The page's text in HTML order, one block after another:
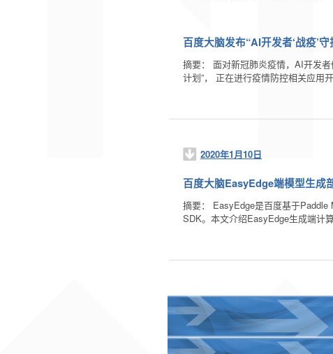
百度大脑发布“AI开发者‘战疫’
摘要： 面对新冠肺炎疫情，AI开发
计划”， 正在进行疫情防控相关应用
2020年1月10日
百度大脑EasyEdge端模型生成
摘要： EasyEdge是百度基于
SDK。本文介绍EasyEdge生成端计